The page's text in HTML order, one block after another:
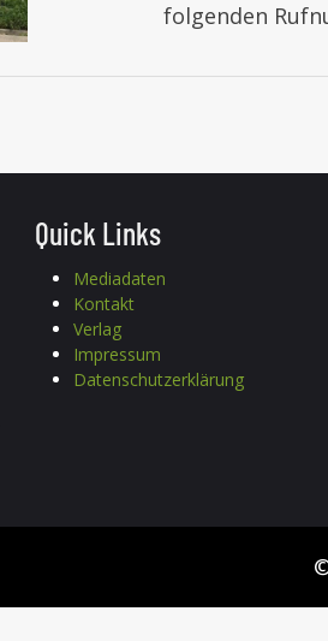
folgenden
Quick Links
Mediadaten
Kontakt
Verlag
Impressum
Datenschutzerklärung